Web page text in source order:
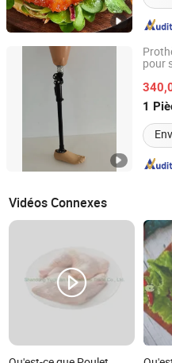
pour
1
Shijiazhuang Perfect
Hebei, China
Vidéos Connexes